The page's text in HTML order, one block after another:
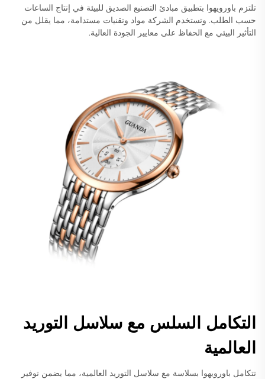
تلتزم باورويهوا بتطبيق مبادئ التصنيع الصديق للبيئة في إنتاج الساعات
حسب الطلب. وتستخدم الشركة مواد وتقنيات مستدامة، مما يقلل من
التأثير البيئي مع الحفاظ على معايير الجودة العالية.
التكامل السلس مع سلاسل التوريد
العالمية
تتكامل باورويهوا بسلاسة مع سلاسل التوريد العالمية، مما يضمن توفير